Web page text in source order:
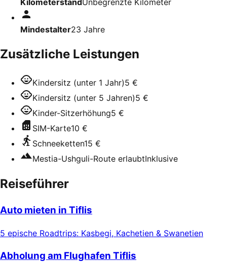
Mindestalter23 Jahre
Zusätzliche Leistungen
Kindersitz (unter 1 Jahr)5 €
Kindersitz (unter 5 Jahren)5 €
Kinder-Sitzerhöhung5 €
SIM-Karte10 €
Schneeketten15 €
Mestia-Ushguli-Route erlaubtInklusive
Reiseführer
Auto mieten in Tiflis
5 epische Roadtrips: Kasbegi, Kachetien & Swanetien
Abholung am Flughafen Tiflis